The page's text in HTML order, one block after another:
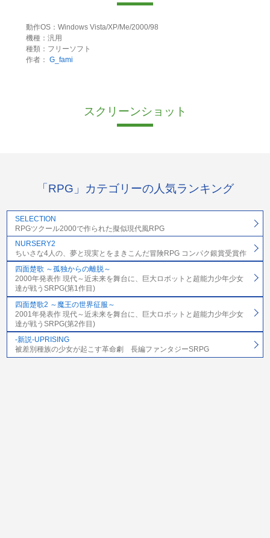
動作OS：Windows Vista/XP/Me/2000/98
機種：汎用
種類：フリーソフト
作者： G_fami
スクリーンショット
「RPG」カテゴリーの人気ランキング
SELECTION
RPGツクール2000で作られた擬似現代風RPG
NURSERY2
ちいさな4人の、夢と現実とをまきこんだ冒険RPG コンパク銀賞受賞作
四面楚歌 ～孤独からの離脱～
2000年発表作 現代～近未来を舞台に、巨大ロボットと超能力少年少女
達が戦うSRPG(第1作目)
四面楚歌2 ～魔王の世界征服～
2001年発表作 現代～近未来を舞台に、巨大ロボットと超能力少年少女
達が戦うSRPG(第2作目)
-新説-UPRISING
被差別種族の少女が起こす革命劇 長編ファンタジーSRPG